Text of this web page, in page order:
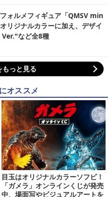
ォルメフィギュア「QMSV min
リジナルカラーに加え、デザイ
など全8種
もっと見る
オススメ
目玉はオリジナルカラーソフビ！
「ガメラ」オンラインくじが発売
中、場面写やビジュアルアートを